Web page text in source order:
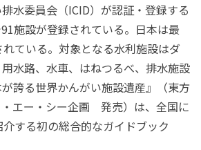
水委員会（ICID）が認証・登録する
施設が登録されている。日本は最
ている。対象となる水利施設はダ
水路、水車、はねつるべ、排水施設
誇る世界かんがい施設遺産』（東方
エー・シー企画 発売）は、全国に
する初の総合的なガイドブック